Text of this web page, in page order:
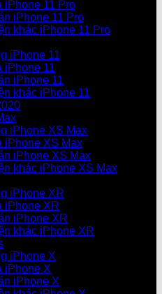
iPhone 11 Pro
iPhone 11 Pro
khác iPhone 11 Pro
iPhone 11
iPhone 11
iPhone 11
khác iPhone 11
iPhone XS Max
iPhone XS Max
iPhone XS Max
khác iPhone XS Max
iPhone XR
iPhone XR
iPhone XR
khác iPhone XR
iPhone X
iPhone X
iPhone X